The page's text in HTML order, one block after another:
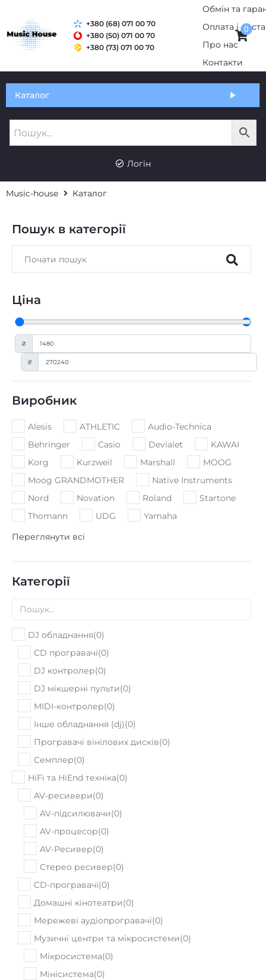
Обмін та
Оплата і
Про нас
Контакти
+380 (68) 071 00 70
+380 (50) 071 00 70
+380 (73) 071 00 70
0
Каталог
Логін
Music-house Каталог
Пошук в категорії
Ціна
₴
₴
Виробник
Alesis ATHLETIC
Audio-Technica
Behringer
Casio Devialet
KAWAI
Korg
Kurzweil Marshall
MOOG
Moog GRANDMOTHER
Native Instruments
Nord
Novation Roland
Startone
Thomann
UDG
Yamaha
Переглянути всі
Категорії
DJ обладнання(0)
CD програвачі(0)
DJ контролер(0)
DJ мікшерні пульти(0)
MIDI-контролер(0)
Інше обладнання (dj)(0)
Програвачі вінілових дисків(0)
Семплер(0)
HiFi та HiEnd техніка(0)
AV-ресивери(0)
AV-підсилювачи(0)
AV-процесор(0)
AV-Ресивер(0)
Стерео ресивер(0)
CD-програвачі(0)
Домашні кінотеатри(0)
Мережеві аудіопрогравачі(0)
Музичні центри та мікросистеми(0)
Мікросистема(0)
Мінісистема(0)